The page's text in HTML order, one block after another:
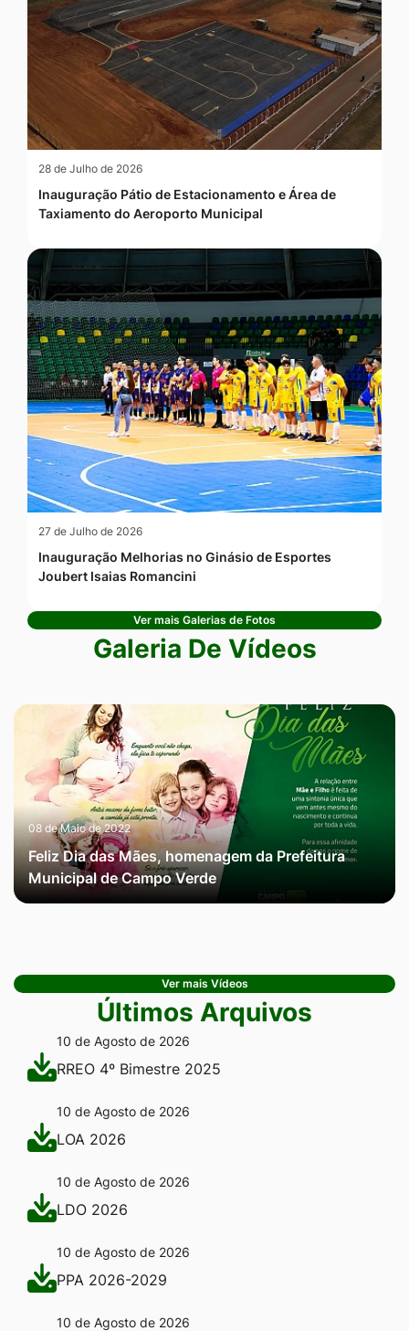
28 de Julho de 2026
Inauguração Pátio de Estacionamento e Área de
Taxiamento do Aeroporto Municipal
27 de Julho de 2026
Inauguração Melhorias no Ginásio de Esportes
Joubert Isaias Romancini
Ver mais Galerias de Fotos
Galeria De Vídeos
08 de Maio de 2022
Feliz Dia das Mães, homenagem da Prefeitura
Municipal de Campo Verde
Ver mais Vídeos
Últimos Arquivos
10 de Agosto de 2026
RREO 4º Bimestre 2025
10 de Agosto de 2026
LOA 2026
10 de Agosto de 2026
LDO 2026
10 de Agosto de 2026
PPA 2026-2029
10 de Agosto de 2026